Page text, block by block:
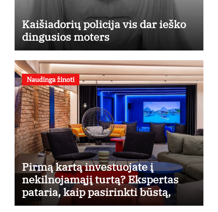
Kaišiadorių policija vis dar ieško
dingusios moters
Naudinga žinoti
Pirmą kartą investuojate į
nekilnojamąjį turtą? Ekspertas
pataria, kaip pasirinkti būstą,
kuris generuos grąžą